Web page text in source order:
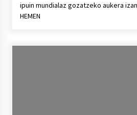
ipuin mundialaz gozatzeko aukera
HEMEN